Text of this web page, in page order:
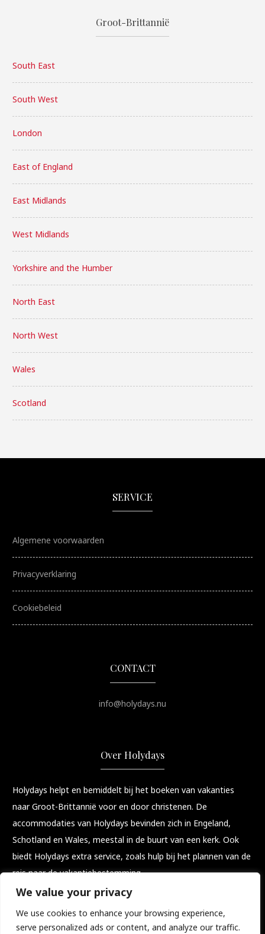
We value your privacy
We use cookies to enhance your browsing experience,
serve personalized ads or content, and analyze our traffic.
Groot-Brittannië
South East
South West
London
East of England
East Midlands
West Midlands
Yorkshire and the Humber
North East
North West
Wales
Scotland
SERVICE
Algemene voorwaarden
Privacyverklaring
Cookiebeleid
CONTACT
info@holydays.nu
Over Holydays
Holydays helpt en bemiddelt bij het boeken van vakanties
naar Groot-Brittannië voor en door christenen. De
accommodaties van Holydays bevinden zich in Engeland,
Schotland en Wales, meestal in de buurt van een kerk. Ook
biedt Holydays extra service, zoals hulp bij het plannen van de
reis naar de vakantiebestemming.
Een vakantie met meerwaarde!